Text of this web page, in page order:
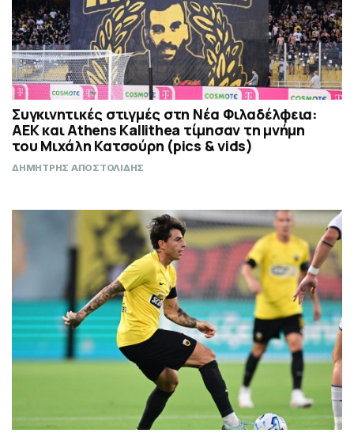
Συγκινητικές στιγμές στη Νέα Φιλαδέλφεια:
ΑΕΚ και Athens Kallithea τίμησαν τη μνήμη
του Μιχάλη Κατσούρη (pics & vids)
ΔΗΜΗΤΡΗΣ ΑΠΟΣΤΟΛΙΔΗΣ